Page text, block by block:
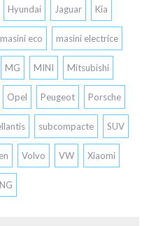
Hyundai Jaguar Kia
masini eco masini electrice
MG MINI Mitsubishi
Opel Peugeot Porsche
subcompacte SUV
Volvo VW Xiaomi